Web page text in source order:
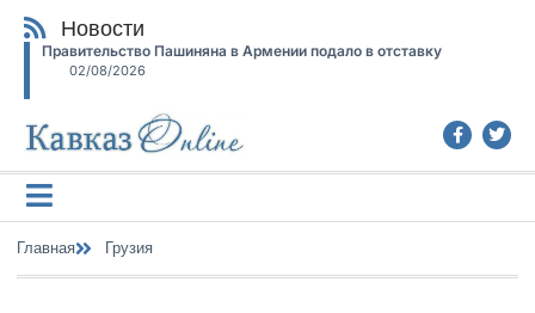
Новости
Правительство Пашиняна в Армении подало в отставку
02/08/2026
Главная Грузия